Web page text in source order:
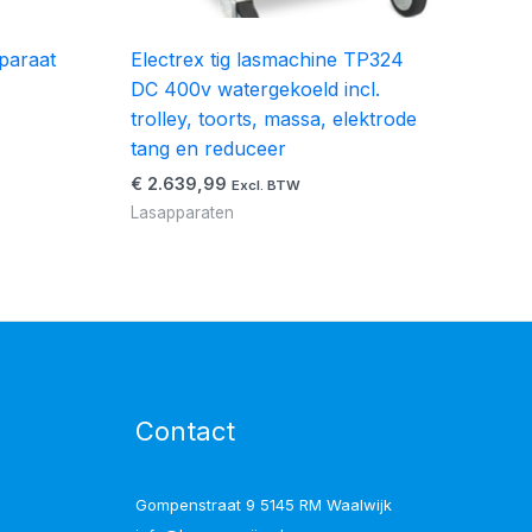
Electrex tig lasmachine TP324
DC 400v watergekoeld incl.
trolley, toorts, massa, elektrode
tang en reduceer
€ 2.639,99 Excl. BTW
Lasapparaten
Contact
Gompenstraat 9 5145 RM Waalwijk